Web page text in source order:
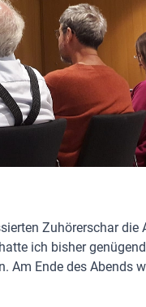
Zuhörerschar die
ich bisher
Am Ende des Abends